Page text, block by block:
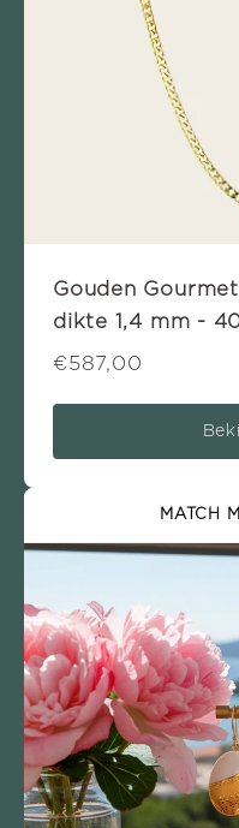
Gouden
dikte 1,4 mm -
€587,00
MATCH